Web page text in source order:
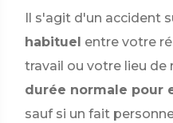
Il s'agit d'un accident
habituel entre votre
travail ou votre lieu de
durée normale pour
sauf si un fait